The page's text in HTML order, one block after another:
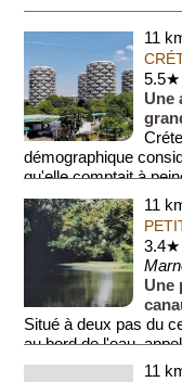
11
Une
démographique
qu'elle comptait à
11
Une
Situé à deux pas du
au bord de l'eau,
un...
11